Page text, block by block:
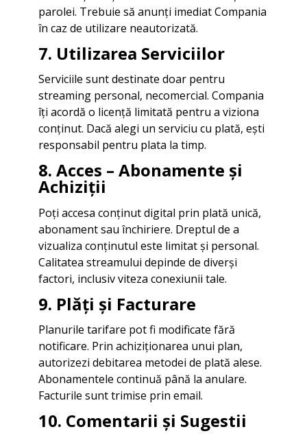
parolei. Trebuie să anunți imediat Compania
în caz de utilizare neautorizată.
7. Utilizarea Serviciilor
Serviciile sunt destinate doar pentru
streaming personal, necomercial. Compania
îți acordă o licență limitată pentru a viziona
conținut. Dacă alegi un serviciu cu plată, ești
responsabil pentru plata la timp.
8. Acces – Abonamente și
Achiziții
Poți accesa conținut digital prin plată unică,
abonament sau închiriere. Dreptul de a
vizualiza conținutul este limitat și personal.
Calitatea streamului depinde de diverși
factori, inclusiv viteza conexiunii tale.
9. Plăți și Facturare
Planurile tarifare pot fi modificate fără
notificare. Prin achiziționarea unui plan,
autorizezi debitarea metodei de plată alese.
Abonamentele continuă până la anulare.
Facturile sunt trimise prin email.
10. Comentarii și Sugestii